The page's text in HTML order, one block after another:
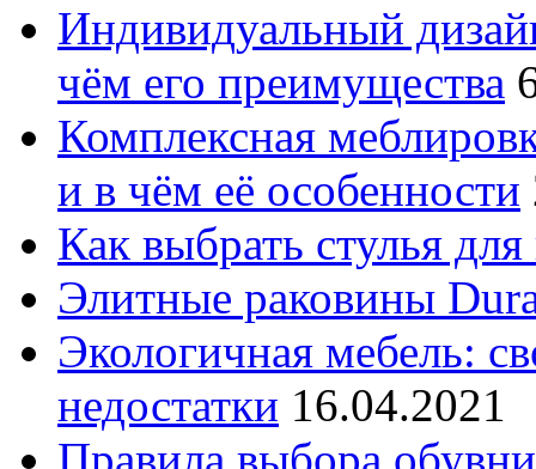
Индивидуальный
чём его преимущества
Комплексная
и в чём её особенности
Как выбрать стулья
Элитные раковины
Экологичная мебель:
недостатки 16.04.2021
Правила выбора